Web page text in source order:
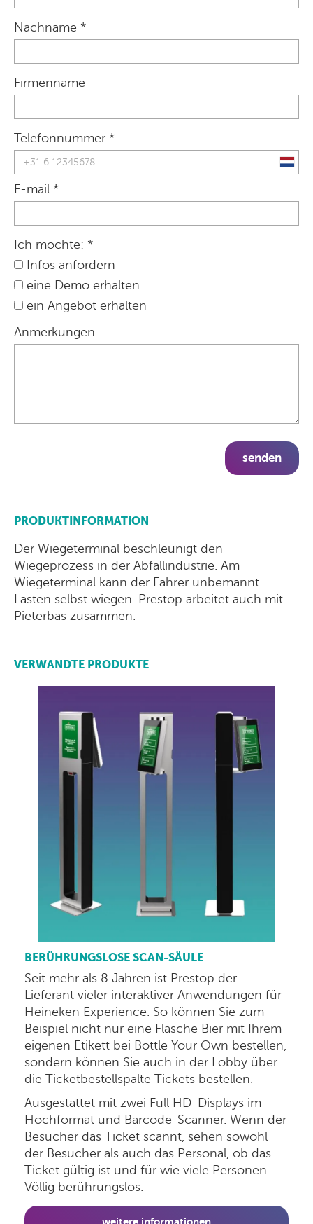
Nachname *
Firmenname
Telefonnummer *
E-mail *
Ich möchte: *
Infos anfordern
eine Demo erhalten
ein Angebot erhalten
Anmerkungen
senden
PRODUKTINFORMATION
Der Wiegeterminal beschleunigt den
Wiegeprozess in der Abfallindustrie. Am
Wiegeterminal kann der Fahrer unbemannt
Lasten selbst wiegen. Prestop arbeitet auch mit
Pieterbas zusammen.
VERWANDTE PRODUKTE
BERÜHRUNGSLOSE SCAN-SÄULE
Seit mehr als 8 Jahren ist Prestop der
Lieferant vieler interaktiver Anwendungen für
Heineken Experience. So können Sie zum
Beispiel nicht nur eine Flasche Bier mit Ihrem
eigenen Etikett bei Bottle Your Own bestellen,
sondern können Sie auch in der Lobby über
die Ticketbestellspalte Tickets bestellen.
Ausgestattet mit zwei Full HD-Displays im
Hochformat und Barcode-Scanner. Wenn der
Besucher das Ticket scannt, sehen sowohl
der Besucher als auch das Personal, ob das
Ticket gültig ist und für wie viele Personen.
Völlig berührungslos.